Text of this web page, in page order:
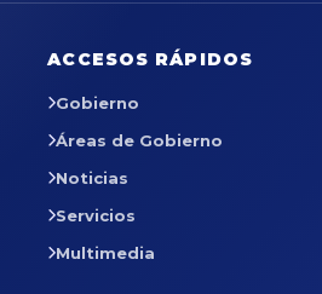
ACCESOS RÁPIDOS
Gobierno
Áreas de Gobierno
Noticias
Servicios
Multimedia